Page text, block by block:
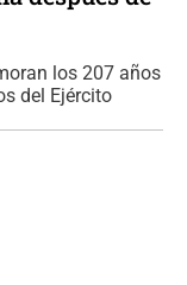
los 207 años
del Ejército